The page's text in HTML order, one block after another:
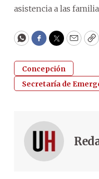
asistencia a las
WhatsApp
Facebook
Twitter
Email
Concepción
Secretaría de